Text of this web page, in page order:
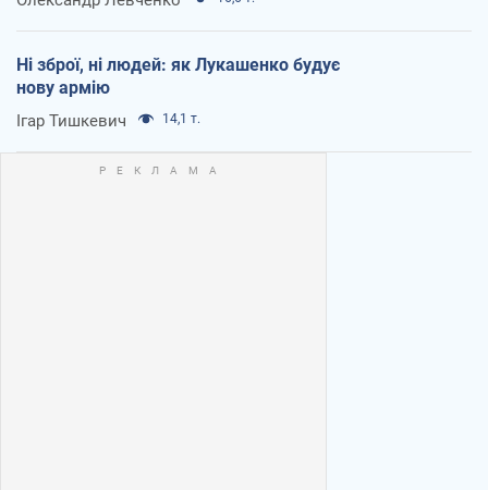
Ні зброї, ні людей: як Лукашенко будує
нову армію
Ігар Тишкевич 14,1 т.